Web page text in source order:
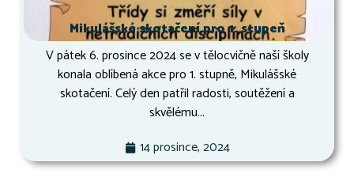
Mikulášské skotačení pro 1. stupeň
V pátek 6. prosince 2024 se v tělocvičně naší školy
konala oblíbená akce pro 1. stupně, Mikulášské
skotačení. Celý den patřil radosti, soutěžení a
skvělému...
14 prosince, 2024